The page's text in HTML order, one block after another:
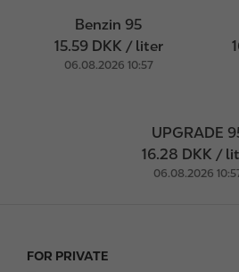
Benzin 95
15.59 DKK / liter
06.08.2026 10:57
UPGRADE
16.28 DKK /
06.08.2026
F
FOR PRIVATE